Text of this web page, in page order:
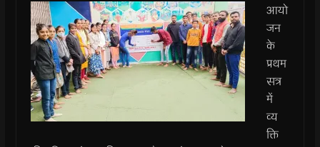
आयो
जन
के
प्रथम
सत्र
में
व्य
क्ति